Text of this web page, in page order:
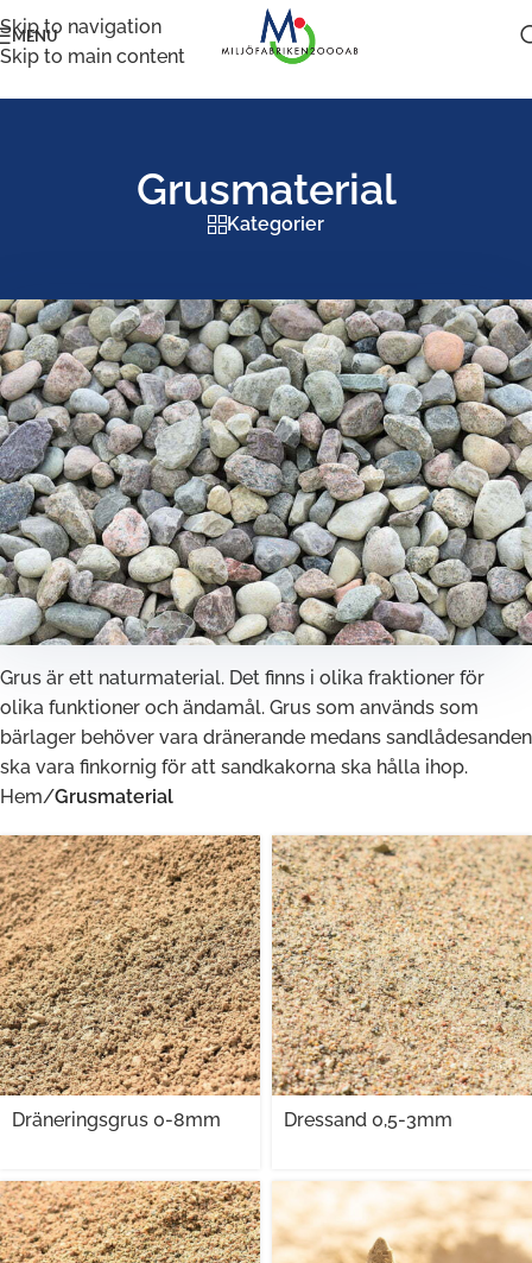
Skip to navigation
Skip to main content
MENU
Grusmaterial
Kategorier
Grus är ett naturmaterial. Det finns i olika fraktioner för
olika funktioner och ändamål. Grus som används som
bärlager behöver vara dränerande medans sandlådesanden
ska vara finkornig för att sandkakorna ska hålla ihop.
Hem/Grusmaterial
Dräneringsgrus 0-8mm Dressand 0,5-3mm